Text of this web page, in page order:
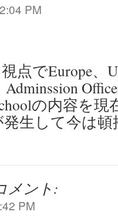
PM
点でEurope、
の内容を現
生して今は
メント:
PM